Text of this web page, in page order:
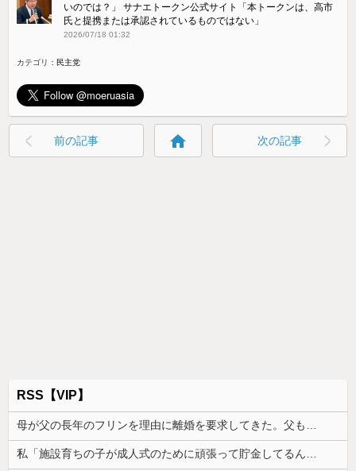
いのでは？」 サナエトークン公式サイト「本トークンは、高市
氏と提携または承認されているものではない」
2026/07/18 01:32
カテゴリ： 民主党
前の記事 home 次の記事
RSS【VIP】